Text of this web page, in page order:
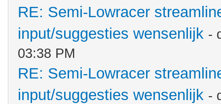
RE: Semi-Lowracer
input/suggesties wensenlijk -
03:38 PM
RE: Semi-Lowracer
input/suggesties wensenlijk -